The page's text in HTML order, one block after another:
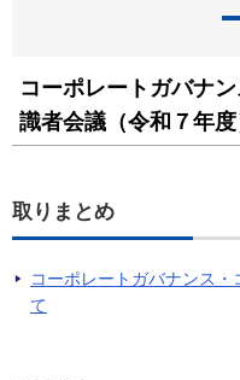
コーポレートガバナ
識者会議（令和７年度
取りまとめ
コーポレートガバナンス
て